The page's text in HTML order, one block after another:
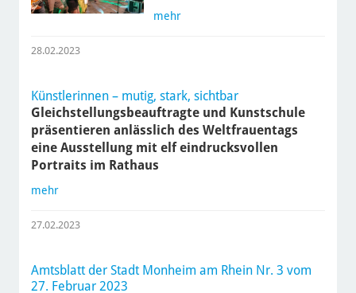
mehr
28.02.2023
Künstlerinnen – mutig, stark, sichtbar
Gleichstellungsbeauftragte und Kunstschule
präsentieren anlässlich des Weltfrauentags
eine Ausstellung mit elf eindrucksvollen
Portraits im Rathaus
mehr
27.02.2023
Amtsblatt der Stadt Monheim am Rhein Nr. 3 vom
27. Februar 2023